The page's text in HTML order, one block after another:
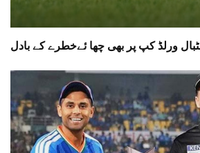
ورلڈ کپ پر بھی چھا ئےخطرے کے بادل